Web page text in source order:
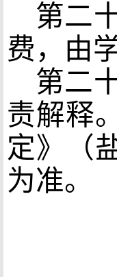
第二
费，由
第二
责解释
定》（
为准。